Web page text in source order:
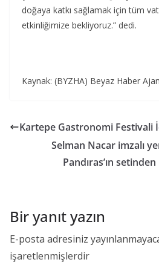
doğaya katkı sağlamak için tüm
etkinliğimize bekliyoruz.” dedi.
Kaynak: (BYZHA) Beyaz Haber
Kartepe Gastronomi Festivali
Selman Nacar imzalı
Pandıras’ın
Bir yanıt yazın
E-posta adresiniz
işaretlenmişlerdir